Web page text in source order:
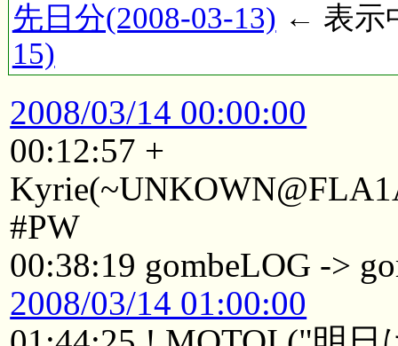
先日分(2008-03-13) ← 表示
15)
2008/03/14 00:00:00
00:12:57 +
#PW
00:38:19 gombeLOG ->
2008/03/14 01:00:00